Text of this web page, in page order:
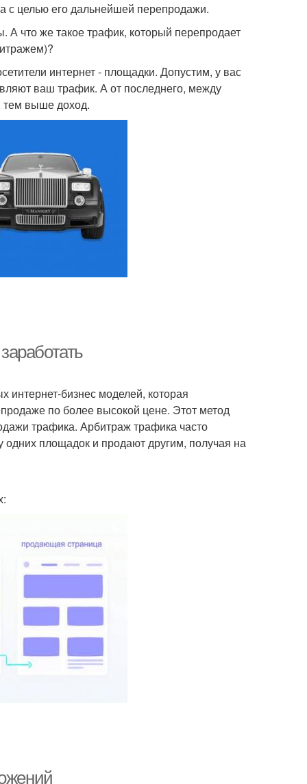
с целью его дальнейшей перепродажи.
что же такое трафик, который перепродает
интернет - площадки. Допустим, у вас
ваш трафик. А от последнего, между
тем выше доход.
бизнес моделей, которая
по более высокой цене. Этот метод
трафика. Арбитраж трафика часто
одних площадок и продают другим, получая на